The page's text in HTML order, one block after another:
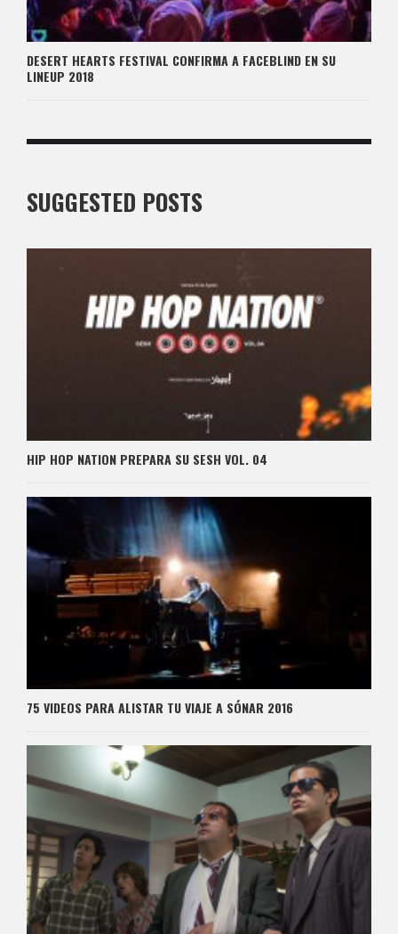
DESERT HEARTS FESTIVAL CONFIRMA A FACEBLIND EN SU
LINEUP 2018
SUGGESTED POSTS
HIP HOP NATION PREPARA SU SESH VOL. 04
75 VIDEOS PARA ALISTAR TU VIAJE A SÓNAR 2016